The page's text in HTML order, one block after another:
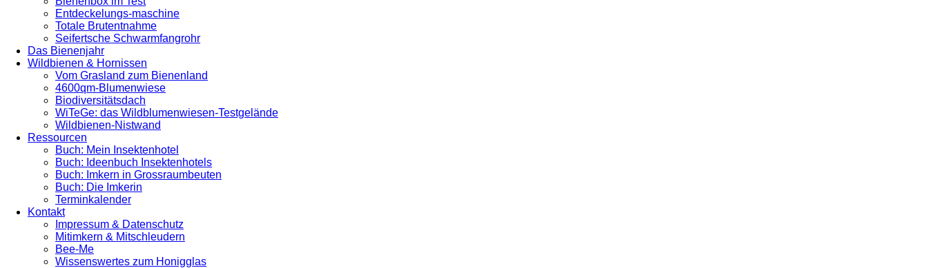
Entdeckelungs-maschine
Totale Brutentnahme
Seifertsche Schwarmfangrohr
Das Bienenjahr
Wildbienen & Hornissen
Vom Grasland zum Bienenland
4600qm-Blumenwiese
Biodiversitätsdach
WiTeGe: das Wildblumenwiesen-Testgelände
Wildbienen-Nistwand
Ressourcen
Buch: Mein Insektenhotel
Buch: Ideenbuch Insektenhotels
Buch: Imkern in Grossraumbeuten
Buch: Die Imkerin
Terminkalender
Kontakt
Impressum & Datenschutz
Mitimkern & Mitschleudern
Bee-Me
Wissenswertes zum Honigglas